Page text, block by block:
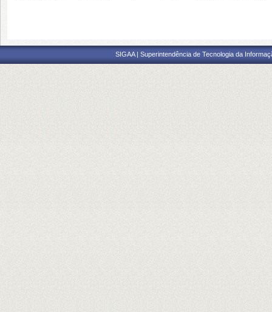
SIGAA | Superintendência de Tecnologia da